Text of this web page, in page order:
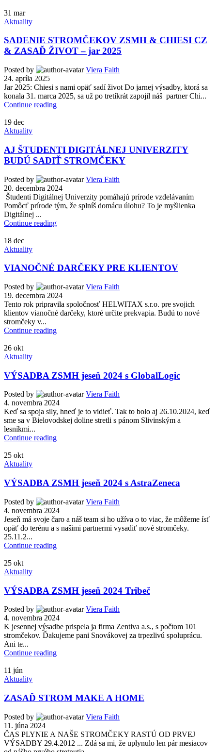
31 mar
Aktuality
SADENIE STROMČEKOV ZSMH & CHIESI CZ
& ZASAĎ ŽIVOT – jar 2025
Posted by
Viera Faith
24. apríla 2025
Jar 2025: Chiesi s nami opäť sadí život Do jarnej výsadby, ktorá sa
konala 31. marca 2025, sa už po tretíkrát zapojil náš partner Chi...
Continue reading
19 dec
Aktuality
AJ ŠTUDENTI DIGITÁLNEJ UNIVERZITY
BUDÚ SADIŤ STROMČEKY
Posted by
Viera Faith
20. decembra 2024
Študenti Digitálnej Univerzity pomáhajú prírode vzdelávaním
Pomôcť prírode tým, že splníš domácu úlohu? To je myšlienka
Digitálnej ...
Continue reading
18 dec
Aktuality
VIANOČNÉ DARČEKY PRE KLIENTOV
Posted by
Viera Faith
19. decembra 2024
Tento rok pripravila spoločnosť HELWITAX s.r.o. pre svojich
klientov vianočné darčeky, ktoré určite prekvapia. Budú to nové
stromčeky v...
Continue reading
26 okt
Aktuality
VÝSADBA ZSMH jeseň 2024 s GlobalLogic
Posted by
Viera Faith
4. novembra 2024
Keď sa spoja sily, hneď je to vidieť. Tak to bolo aj 26.10.2024, keď
sme sa v Bielovodskej doline stretli s pánom Slivinským a
lesníkmi...
Continue reading
25 okt
Aktuality
VÝSADBA ZSMH jeseň 2024 s AstraZeneca
Posted by
Viera Faith
4. novembra 2024
Jeseň má svoje čaro a náš team si ho užíva o to viac, že môžeme ísť
opäť do terénu a s našimi partnermi vysadiť nové stromčeky.
25.11.2...
Continue reading
25 okt
Aktuality
VÝSADBA ZSMH jeseň 2024 Tribeč
Posted by
Viera Faith
4. novembra 2024
K jesennej výsadbe prispela ja firma Zentiva a.s., s počtom 101
stromčekov. Ďakujeme pani Snovákovej za trpezlivú spoluprácu.
Ani te...
Continue reading
11 jún
Aktuality
ZASAĎ STROM MAKE A HOME
Posted by
Viera Faith
11. júna 2024
ČAS PLYNIE A NAŠE STROMČEKY RASTÚ OD PRVEJ
VÝSADBY 29.4.2012 ... Zdá sa mi, že uplynulo len pár mesiacov